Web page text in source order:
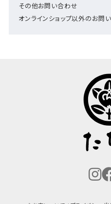
その他お問い合わせ
オンラインショップ以外のお問